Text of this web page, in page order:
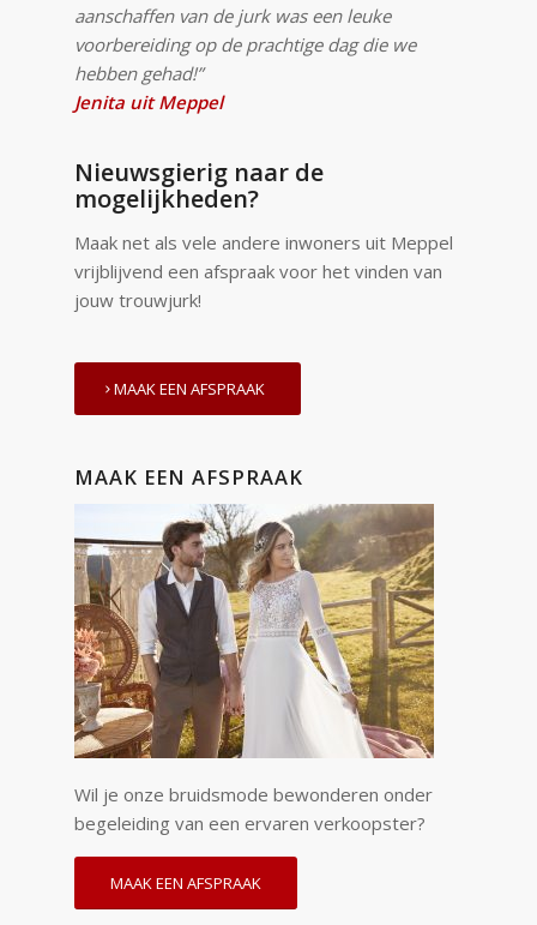
aanschaffen van de jurk was een leuke
voorbereiding op de prachtige dag die we
hebben gehad!”
Jenita uit Meppel
Nieuwsgierig naar de
mogelijkheden?
Maak net als vele andere inwoners uit Meppel
vrijblijvend een afspraak voor het vinden van
jouw trouwjurk!
MAAK EEN AFSPRAAK
MAAK EEN AFSPRAAK
Wil je onze bruidsmode bewonderen onder
begeleiding van een ervaren verkoopster?
MAAK EEN AFSPRAAK